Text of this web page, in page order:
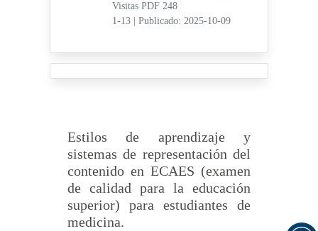
Visitas PDF 248
1-13
Publicado: 2025-10-09
Estilos de aprendizaje y
sistemas de representación del
contenido en ECAES (examen
de calidad para la educación
superior) para estudiantes de
medicina.